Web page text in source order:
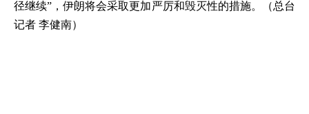
径继续”，伊朗将会采取更加严厉和毁灭性的措施。（总台
记者 李健南）